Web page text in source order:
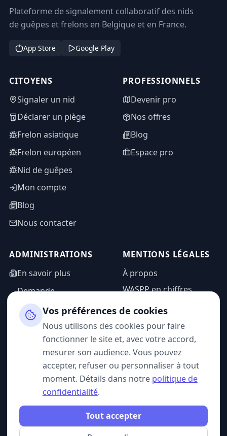
Plateforme de signalement collaboratif des nids
de guêpes et frelons en Belgique et en France.
App Store Google Play
CITOYENS
Signaler un nid
Déclarer un piège
Frelon asiatique
Frelon européen
Nid de guêpes
Mon compte
Blog
Nous contacter
PROFESSIONNELS
Devenir pro
Nos offres
Blog
Espace pro
ADMINISTRATIONS
En savoir plus
Demande
d'information
Espace admin
MENTIONS LÉGALES
À propos
WASPP en chiffres
Mentions légales
Politique de
confidentialité
CGU
SUIVEZ-NOUS
Vos préférences de cookies
Nous utilisons des cookies pour faire
fonctionner le site et, avec votre accord,
mesurer son audience. Vous pouvez
accepter, refuser ou personnaliser à tout
moment. Détails dans notre politique de
confidentialité.
Tout accepter